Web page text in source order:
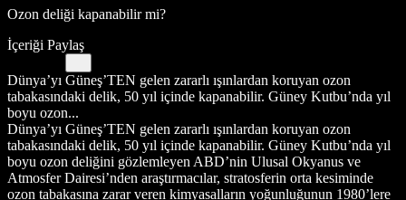
Ozon deliği kapanabilir mi?
İçeriği Paylaş
Dünya’yı Güneş’TEN gelen zararlı ışınlardan koruyan ozon
tabakasındaki delik, 50 yıl içinde kapanabilir. Güney Kutbu’nda yıl
boyu ozon...
Dünya’yı Güneş’TEN gelen zararlı ışınlardan koruyan ozon
tabakasındaki delik, 50 yıl içinde kapanabilir. Güney Kutbu’nda yıl
boyu ozon deliğini gözlemleyen ABD’nin Ulusal Okyanus ve
Atmosfer Dairesi’nden araştırmacılar, stratosferin orta kesiminde
ozon tabakasına zarar veren kimyasalların yoğunluğunun 1980’lere